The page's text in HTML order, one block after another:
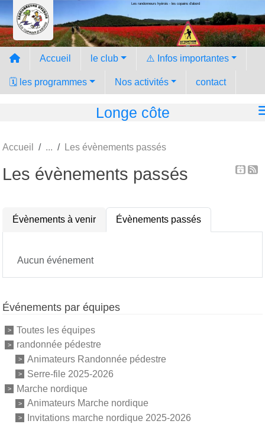
Les randonneurs hyèrois - les copains d'abord
Accueil le club ⚠️ Infos importantes
🗓️ les programmes Nos activités contact
Longe côte
Accueil Les évènements passés
Les évènements passés
Évènements à venir Évènements passés
Aucun événement
Événements par équipes
Toutes les équipes
randonnée pédestre
Animateurs Randonnée pédestre
Serre-file 2025-2026
Marche nordique
Animateurs Marche nordique
Invitations marche nordique 2025-2026
Panneau de gestion des cookies